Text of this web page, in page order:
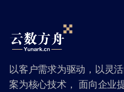
以客户需求为驱动，以灵
案为核心技术， 面向企业